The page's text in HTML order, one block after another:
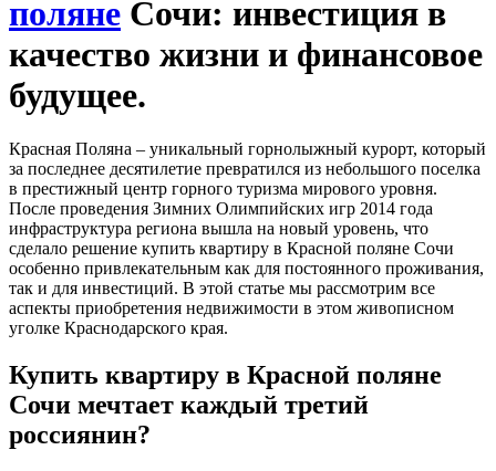
поляне Сочи: инвестиция в
качество жизни и финансовое
будущее.
Красная Поляна – уникальный горнолыжный курорт, который
за последнее десятилетие превратился из небольшого поселка
в престижный центр горного туризма мирового уровня.
После проведения Зимних Олимпийских игр 2014 года
инфраструктура региона вышла на новый уровень, что
сделало решение купить квартиру в Красной поляне Сочи
особенно привлекательным как для постоянного проживания,
так и для инвестиций. В этой статье мы рассмотрим все
аспекты приобретения недвижимости в этом живописном
уголке Краснодарского края.
Купить квартиру в Красной поляне
Сочи мечтает каждый третий
россиянин?